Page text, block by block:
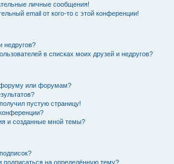
личные сообщения!
email от кого-то с этой конференции!
недругов?
в списках моих друзей и недругов?
форуму или форумам?
пустую страницу!
и созданные мной темы?
подписаться на определённую тему?